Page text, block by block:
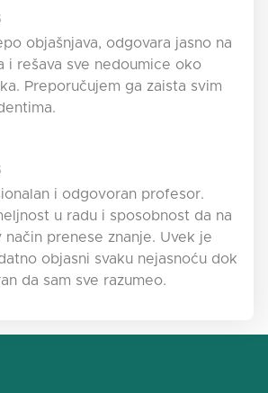
objašnjava, odgovara jasno na
i rešava sve nedoumice oko
Preporučujem ga zaista svim
i odgovoran profesor.
u radu i sposobnost da na
način prenese znanje. Uvek je
objasni svaku nejasnoću dok
da sam sve razumeo.